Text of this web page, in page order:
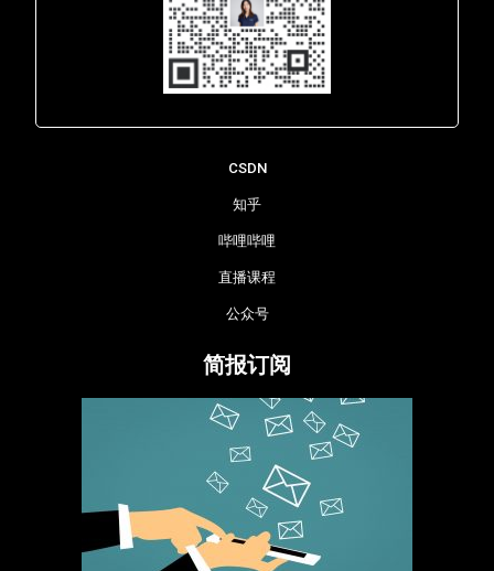
CSDN
知乎
哔哩哔哩
直播课程
公众号
简报订阅